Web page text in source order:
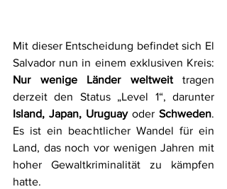
Mit dieser Entscheidung befindet sich El
Nur wenige Länder weltweit tragen
Island, Japan, Uruguay oder Schweden.
Es ist ein beachtlicher Wandel für ein
Land, das noch vor wenigen Jahren mit
hoher Gewaltkriminalität zu kämpfen
hatte.